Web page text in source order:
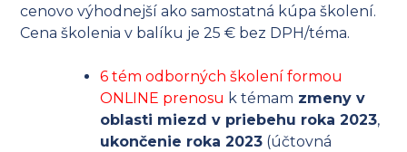
cenovo výhodnejší ako samostatná kúpa školení.
Cena školenia v balíku je 25 € bez DPH/téma.
6 tém odborných školení formou
ONLINE prenosu k témam zmeny v
oblasti miezd v priebehu roka 2023,
ukončenie roka 2023 (účtovná